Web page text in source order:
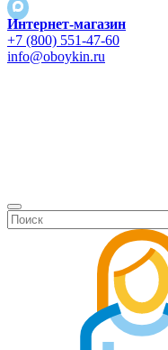
Интернет-магазин
+7 (800) 551-47-60
info@oboykin.ru